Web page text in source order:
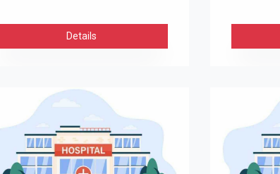
Details